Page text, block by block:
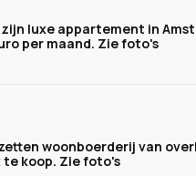
luxe appartement in
per maand. Zie foto's
woonboerderij van
te koop. Zie foto's